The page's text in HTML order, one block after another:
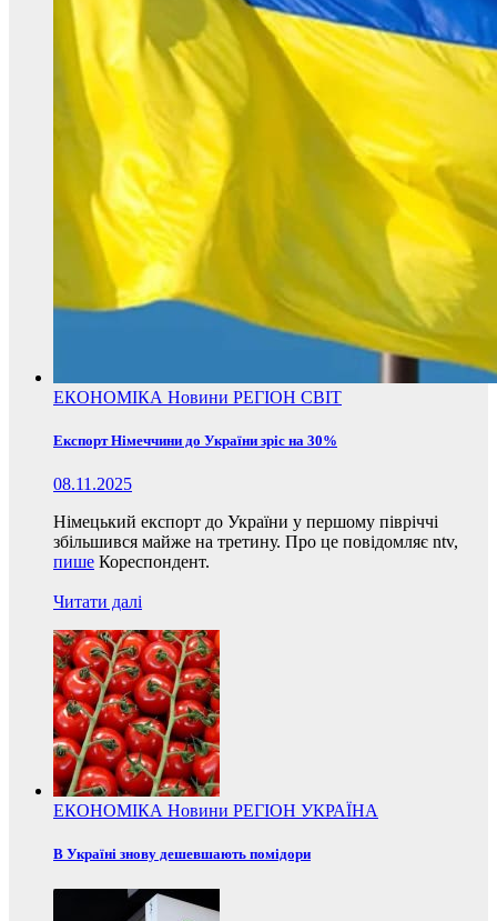
ЕКОНОМІКА Новини РЕГІОН СВІТ
Експорт Німеччини до України зріс на 30%
08.11.2025
Німецький експорт до України у першому півріччі
збільшився майже на третину. Про це повідомляє ntv,
пише Кореспондент.
Читати далі
ЕКОНОМІКА Новини РЕГІОН УКРАЇНА
В Україні знову дешевшають помідори